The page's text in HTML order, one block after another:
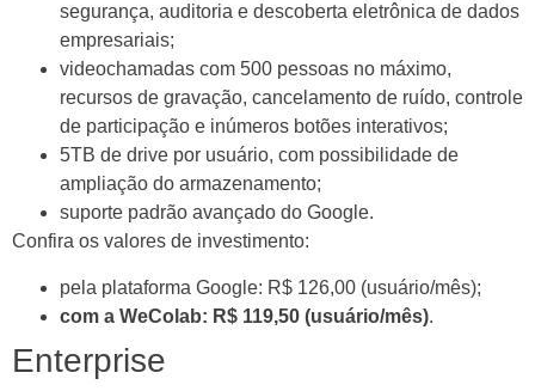
segurança, auditoria e descoberta eletrônica de dados
empresariais;
videochamadas com 500 pessoas no máximo,
recursos de gravação, cancelamento de ruído, controle
de participação e inúmeros botões interativos;
5TB de drive por usuário, com possibilidade de
ampliação do armazenamento;
suporte padrão avançado do Google.
Confira os valores de investimento:
pela plataforma Google: R$ 126,00 (usuário/mês);
com a WeColab: R$ 119,50 (usuário/mês).
Enterprise